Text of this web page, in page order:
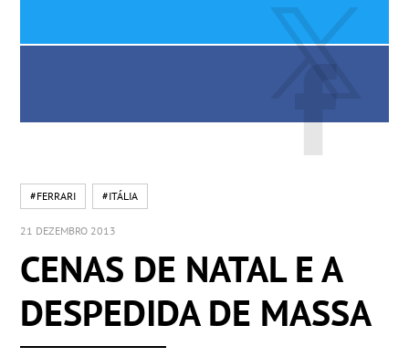
#FERRARI #ITÁLIA
21 DEZEMBRO 2013
CENAS DE NATAL E A
DESPEDIDA DE MASSA